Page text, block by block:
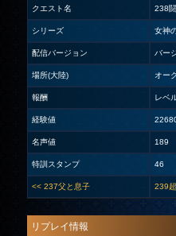
クエスト名 238
シリーズ 女神
配信バージョン バー
場所(大陸) オー
報酬 レベ
経験値
名声値 189
特訓スタンプ 46
<< 237父と息子 239
リプレイ情報